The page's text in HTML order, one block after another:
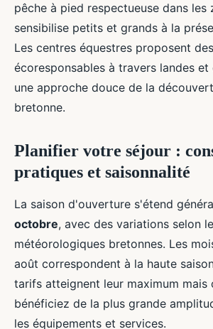
pêche à pied respectueuse dans les
sensibilise petits et grands à la
Les centres équestres proposent
écoresponsables à travers landes
une approche douce de la
bretonne.
Planifier votre séjour :
pratiques et saisonnalité
La saison d'ouverture s'étend
octobre, avec des variations selon
météorologiques bretonnes. Les
août correspondent à la haute
tarifs atteignent leur maximum mais
bénéficiez de la plus grande
les équipements et services.